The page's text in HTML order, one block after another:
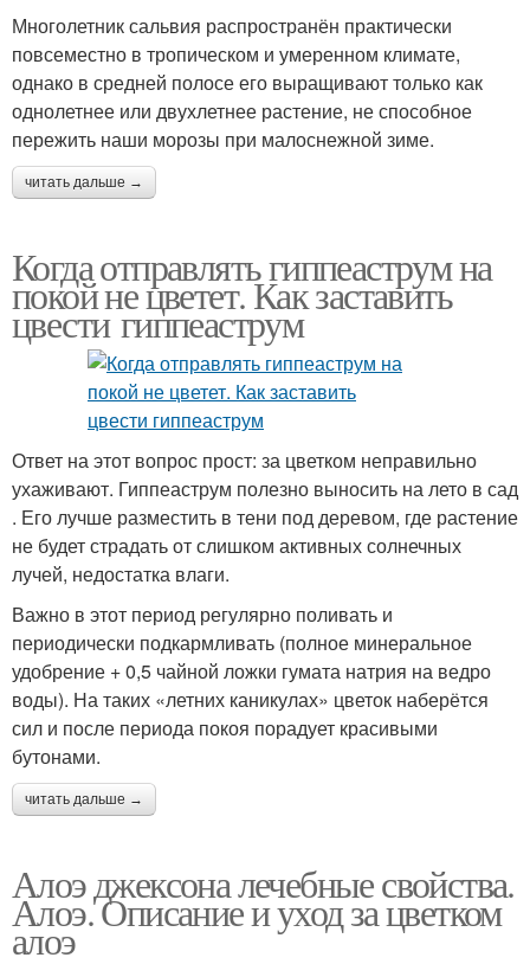
Многолетник сальвия распространён практически
повсеместно в тропическом и умеренном климате,
однако в средней полосе его выращивают только как
однолетнее или двухлетнее растение, не способное
пережить наши морозы при малоснежной зиме.
читать дальше →
Когда отправлять гиппеаструм на
покой не цветет. Как заставить
цвести гиппеаструм
Ответ на этот вопрос прост: за цветком неправильно
ухаживают. Гиппеаструм полезно выносить на лето в сад
. Его лучше разместить в тени под деревом, где растение
не будет страдать от слишком активных солнечных
лучей, недостатка влаги.
Важно в этот период регулярно поливать и
периодически подкармливать (полное минеральное
удобрение + 0,5 чайной ложки гумата натрия на ведро
воды). На таких «летних каникулах» цветок наберётся
сил и после периода покоя порадует красивыми
бутонами.
читать дальше →
Алоэ джексона лечебные свойства.
Алоэ. Описание и уход за цветком
алоэ